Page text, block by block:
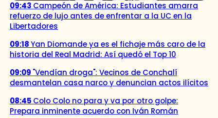
09:43 Campeón de América: Estudiantes amarra
refuerzo de lujo antes de enfrentar a la UC en la
Libertadores
09:18Yan Diomande ya es el fichaje más caro de la
historia del Real Madrid: Así quedó el Top 10
09:09 "Vendían droga": Vecinos de Conchalí
desmantelan casa narco y denuncian actos ilícitos
08:45 Colo Colo no para y va por otro golpe:
Prepara inminente acuerdo con Iván Román